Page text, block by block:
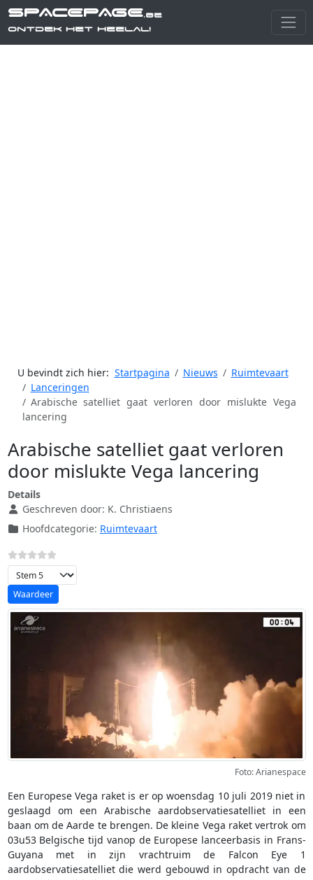
SPACEPAGE.be
Ontdek het heelal!
U bevindt zich hier: Startpagina Nieuws
Ruimtevaart
Lanceringen
Arabische satelliet gaat verloren door mislukte Vega
lancering
Arabische satelliet gaat verloren
door mislukte Vega lancering
Details
Geschreven door: K. Christiaens
Hoofdcategorie: Ruimtevaart
Voeg waardering toe
Foto: Arianespace
Een Europese Vega raket is er op woensdag 10 juli 2019 niet in
geslaagd om een Arabische aardobservatiesatelliet in een
baan om de Aarde te brengen. De kleine Vega raket vertrok om
03u53 Belgische tijd vanop de Europese lanceerbasis in Frans-
Guyana met in zijn vrachtruim de Falcon Eye 1
aardobservatiesatelliet die werd gebouwd in opdracht van de